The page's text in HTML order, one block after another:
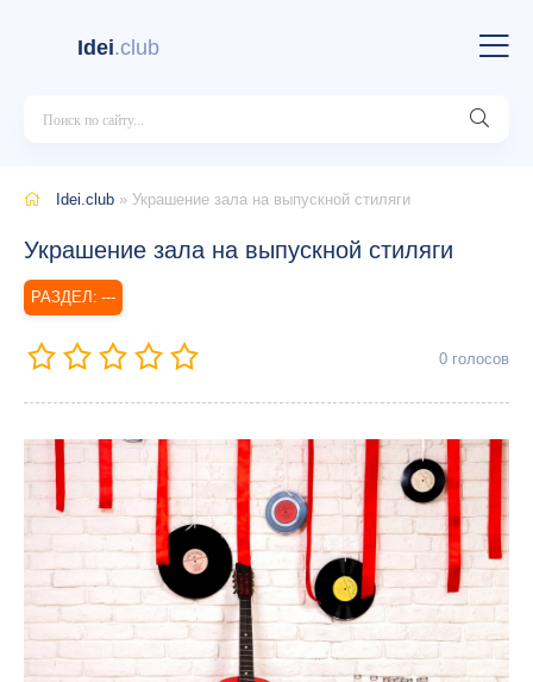
Idei.club
Idei.club » Украшение зала на выпускной стиляги
Украшение зала на выпускной стиляги
---
0 голосов